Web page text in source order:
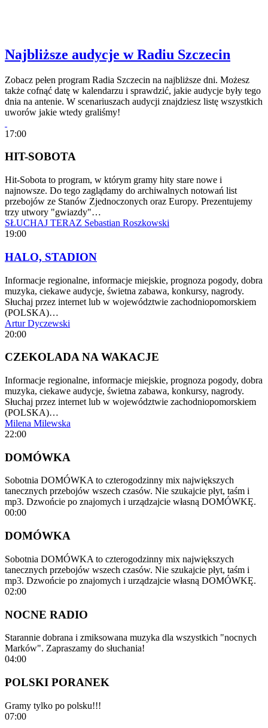
Najbliższe audycje w Radiu Szczecin
Zobacz pełen program Radia Szczecin na najbliższe dni. Możesz
także cofnąć datę w kalendarzu i sprawdzić, jakie audycje były tego
dnia na antenie. W scenariuszach audycji znajdziesz listę wszystkich
uworów jakie wtedy graliśmy!
17:00
HIT-SOBOTA
Hit-Sobota to program, w którym gramy hity stare nowe i
najnowsze. Do tego zaglądamy do archiwalnych notowań list
przebojów ze Stanów Zjednoczonych oraz Europy. Prezentujemy
trzy utwory "gwiazdy"…
SŁUCHAJ TERAZ Sebastian Roszkowski
19:00
HALO, STADION
Informacje regionalne, informacje miejskie, prognoza pogody, dobra
muzyka, ciekawe audycje, świetna zabawa, konkursy, nagrody.
Słuchaj przez internet lub w województwie zachodniopomorskiem
(POLSKA)…
Artur Dyczewski
20:00
CZEKOLADA NA WAKACJE
Informacje regionalne, informacje miejskie, prognoza pogody, dobra
muzyka, ciekawe audycje, świetna zabawa, konkursy, nagrody.
Słuchaj przez internet lub w województwie zachodniopomorskiem
(POLSKA)…
Milena Milewska
22:00
DOMÓWKA
Sobotnia DOMÓWKA to czterogodzinny mix największych
tanecznych przebojów wszech czasów. Nie szukajcie płyt, taśm i
mp3. Dzwońcie po znajomych i urządzajcie własną DOMÓWKĘ.
00:00
DOMÓWKA
Sobotnia DOMÓWKA to czterogodzinny mix największych
tanecznych przebojów wszech czasów. Nie szukajcie płyt, taśm i
mp3. Dzwońcie po znajomych i urządzajcie własną DOMÓWKĘ.
02:00
NOCNE RADIO
Starannie dobrana i zmiksowana muzyka dla wszystkich "nocnych
Marków". Zapraszamy do słuchania!
04:00
POLSKI PORANEK
Gramy tylko po polsku!!!
07:00